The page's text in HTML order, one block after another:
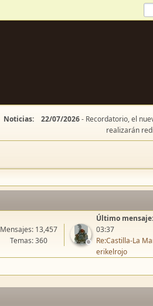
Noticias: 22/07/2026- Recordatorio, el
realizarán
Mensajes: 13,457
Temas: 360
Último
03:37
Re:Castilla-La
erikelrojo